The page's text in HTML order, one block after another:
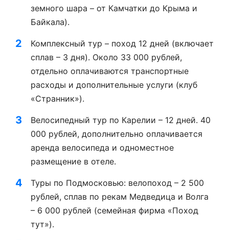
земного шара – от Камчатки до Крыма и
Байкала).
Комплексный тур – поход 12 дней (включает
сплав – 3 дня). Около 33 000 рублей,
отдельно оплачиваются транспортные
расходы и дополнительные услуги (клуб
«Странник»).
Велосипедный тур по Карелии – 12 дней. 40
000 рублей, дополнительно оплачивается
аренда велосипеда и одноместное
размещение в отеле.
Туры по Подмосковью: велопоход – 2 500
рублей, сплав по рекам Медведица и Волга
– 6 000 рублей (семейная фирма «Поход
тут»).